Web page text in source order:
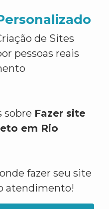
de Sites
pessoas reais
sobre Fazer site
em Rio
fazer seu site
atendimento!